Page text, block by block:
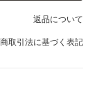
返品について
取引法に基づく表記